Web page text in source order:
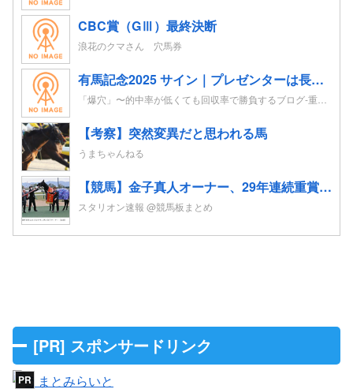
CBC賞（GⅢ）最終決断
浪花のクマさん 穴馬券
有馬記念2025 サイン｜プレゼンターは長澤まさみ。ポスターはレガレイラ。CMはドラマがテーマ？！
「爆穴」〜的中率が低くても回収率で勝負するブログ-重賞レースの追い切り考察を競馬予想へ-
【考察】突然変異だと思われる馬
うまちゃんねる
【競馬】金子真人オーナー、29年連続重賞勝利！初重賞制覇から1年も途切れることなく29年… JRA重賞は122勝目 ネット「すごすぎる」
スタリオン速報 @競馬板まとめ
[PR] スポンサードリンク